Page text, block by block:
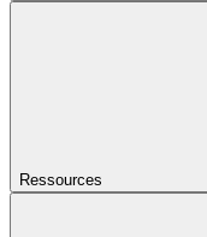
Ressources